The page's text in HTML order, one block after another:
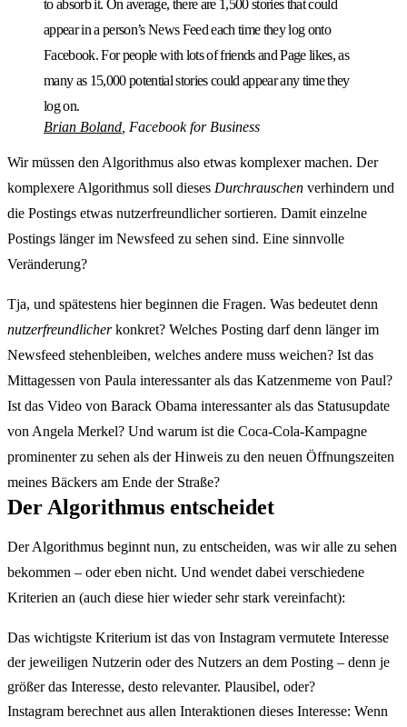
to absorb it. On average, there are 1,500 stories that could
appear in a person’s News Feed each time they log onto
Facebook. For people with lots of friends and Page likes, as
many as 15,000 potential stories could appear any time they
log on.
Brian Boland , Facebook for Business
Wir müssen den Algorithmus also etwas komplexer machen. Der
komplexere Algorithmus soll dieses Durchrauschen verhindern und
die Postings etwas nutzerfreundlicher sortieren. Damit einzelne
Postings länger im Newsfeed zu sehen sind. Eine sinnvolle
Veränderung?
Tja, und spätestens hier beginnen die Fragen. Was bedeutet denn
nutzerfreundlicherkonkret? Welches Posting darf denn länger im
Newsfeed stehenbleiben, welches andere muss weichen? Ist das
Mittagessen von Paula interessanter als das Katzenmeme von Paul?
Ist das Video von Barack Obama interessanter als das Statusupdate
von Angela Merkel? Und warum ist die Coca-Cola-Kampagne
prominenter zu sehen als der Hinweis zu den neuen Öffnungszeiten
meines Bäckers am Ende der Straße?
Der Algorithmus entscheidet
Der Algorithmus beginnt nun, zu entscheiden, was wir alle zu sehen
bekommen – oder eben nicht. Und wendet dabei verschiedene
Kriterien an (auch diese hier wieder sehr stark vereinfacht):
Das wichtigste Kriterium ist das von Instagram vermutete Interesse
der jeweiligen Nutzerin oder des Nutzers an dem Posting – denn je
größer das Interesse, desto relevanter. Plausibel, oder?
Instagram berechnet aus allen Interaktionen dieses Interesse: Wenn